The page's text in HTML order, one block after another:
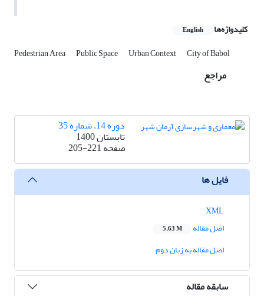
کلیدواژه‌ها English
Pedestrian Area Public Space Urban Context City of Babol
مراجع
دوره 14، شماره 35
تابستان 1400
صفحه205-221
فایل ها
اصل مقاله
5.63 M
اصل مقاله به زبان دوم
سابقه مقاله